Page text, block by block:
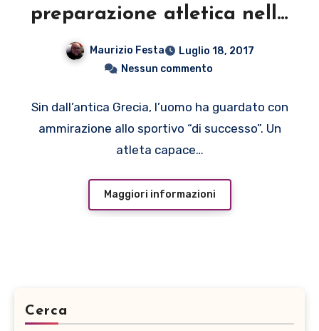
preparazione atletica nello
Maurizio Festa
Luglio 18, 2017
Nessun commento
Sin dall’antica Grecia, l’uomo ha guardato con
ammirazione allo sportivo “di successo”. Un
atleta capace…
Maggiori informazioni
Cerca